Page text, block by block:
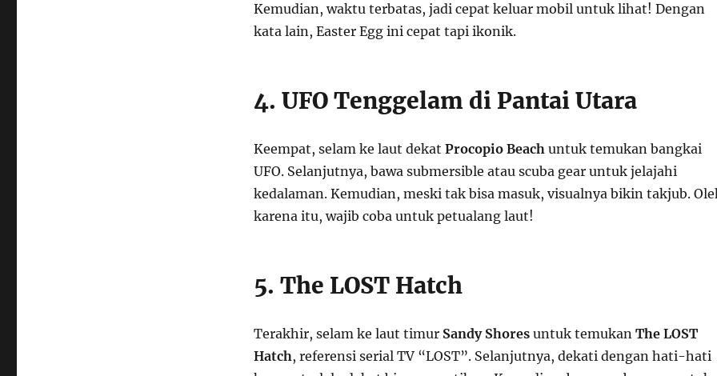
Kemudian, waktu terbatas, jadi cepat keluar mobil untuk lihat! Dengan
kata lain, Easter Egg ini cepat tapi ikonik.
4. UFO Tenggelam di Pantai Utara
Keempat, selam ke laut dekat Procopio Beachuntuk temukan bangkai
UFO. Selanjutnya, bawa submersible atau scuba gear untuk jelajahi
kedalaman. Kemudian, meski tak bisa masuk, visualnya bikin takjub.
karena itu, wajib coba untuk petualang laut!
5. The LOST Hatch
Terakhir, selam ke laut timur Sandy Shoresuntuk temukan The LOST
Hatch, referensi serial TV “LOST”. Selanjutnya, dekati dengan hati-hati